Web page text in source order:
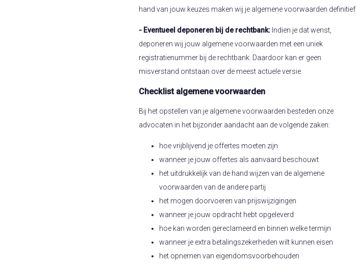
hand van jouw keuzes maken wij je algemene voorwaarden definitief.
- Eventueel deponeren bij de rechtbank: Indien je dat wenst,
deponeren wij jouw algemene voorwaarden met een uniek
registratienummer bij de rechtbank. Daardoor kan er geen
misverstand ontstaan over de meest actuele versie.
Checklist algemene voorwaarden
Bij het opstellen van je algemene voorwaarden besteden onze
advocaten in het bijzonder aandacht aan de volgende zaken:
hoe vrijblijvend je offertes moeten zijn
wanneer je jouw offertes als aanvaard beschouwt
het uitdrukkelijk van de hand wijzen van de algemene
voorwaarden van de andere partij
het mogen doorvoeren van prijswijzigingen
wanneer je jouw opdracht hebt opgeleverd
hoe kan worden gereclameerd en binnen welke termijn
wanneer je extra betalingszekerheden wilt kunnen eisen
het opnemen van eigendomsvoorbehouden